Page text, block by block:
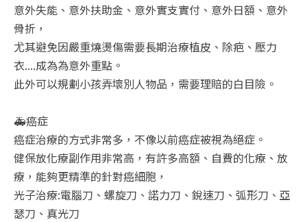
意外失能、意外扶助金、意外實支實付、意外日額、意外
骨折，
尤其避免因嚴重燒燙傷需要長期治療植皮、除疤、壓力
衣....成為為意外重點。
此外可以規劃小孩弄壞別人物品，需要理賠的白目險。
🚑癌症
癌症治療的方式非常多，不像以前癌症被視為絕症。
健保放化療副作用非常高，有許多高額、自費的化療、放
療，能夠更精準的針對癌細胞，
光子治療:電腦刀、螺旋刀、諾力刀、銳速刀、弧形刀、亞
瑟刀、真光刀